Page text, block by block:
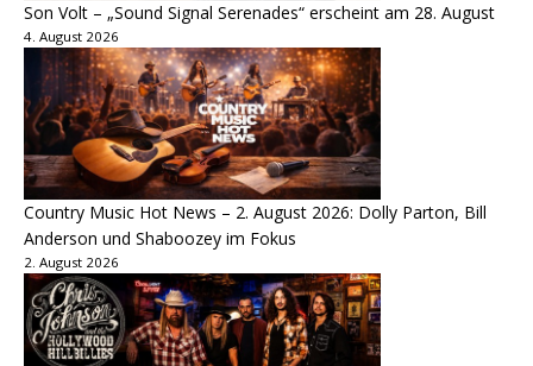
Son Volt – „Sound Signal Serenades“ erscheint am 28. August
4. August 2026
Country Music Hot News – 2. August 2026: Dolly Parton, Bill
Anderson und Shaboozey im Fokus
2. August 2026